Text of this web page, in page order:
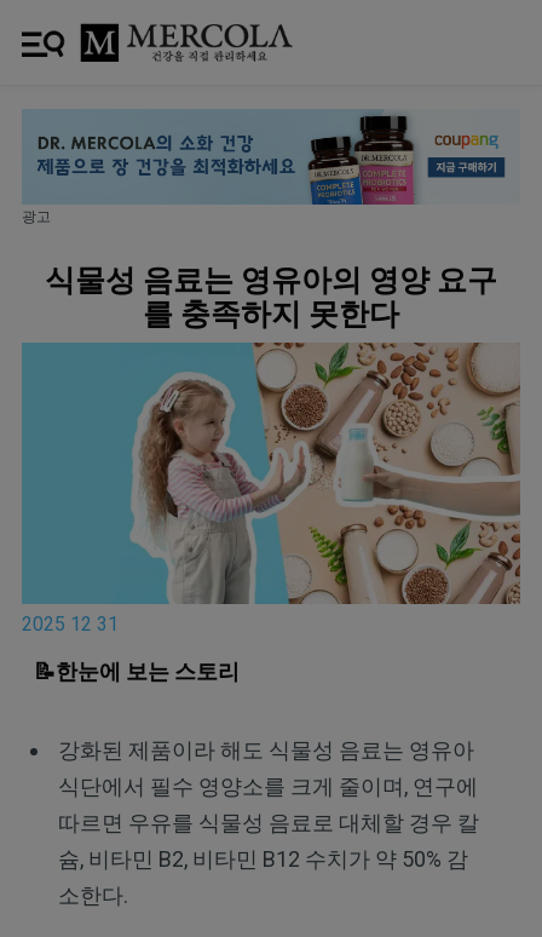
광고
식물성 음료는 영유아의 영양 요구
를 충족하지 못한다
2025 12 31
📝한눈에 보는 스토리
강화된 제품이라 해도 식물성 음료는 영유아
식단에서 필수 영양소를 크게 줄이며, 연구에
따르면 우유를 식물성 음료로 대체할 경우 칼
슘, 비타민 B2, 비타민 B12 수치가 약 50% 감
소한다.